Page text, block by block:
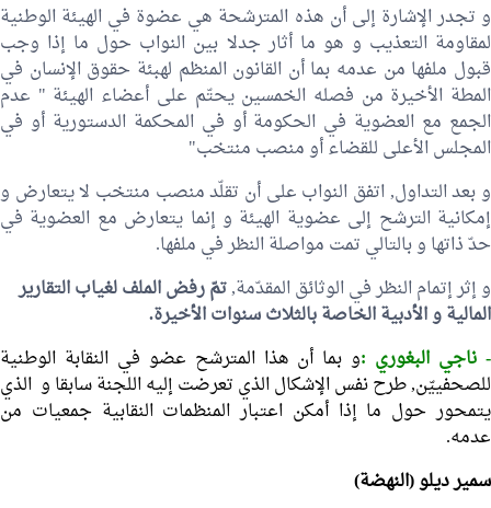
و تجدر الإشارة إلى أن هذه المترشحة هي عضوة في الهيئة الوطنية
لمقاومة التعذيب و هو ما أثار جدلا بين النواب حول ما إذا وجب
قبول ملفها من عدمه بما أن القانون المنظم لهبئة حقوق الإنسان في
المطة الأخيرة من فصله الخمسين يحتّم على أعضاء الهيئة " عدم
الجمع مع العضوية في الحكومة أو في المحكمة الدستورية أو في
المجلس الأعلى للقضاء أو منصب منتخب"
و بعد التداول, اتفق النواب على أن تقلّد منصب منتخب لا يتعارض و
إمكانية الترشح إلى عضوية الهيئة و إنما يتعارض مع العضوية في
حدّ ذاتها و بالتالي تمت مواصلة النظر في ملفها.
و إثر إتمام النظر في الوثائق المقدّمة,تمّ رفض الملف لغياب التقارير
المالية و الأدبية الخاصة بالثلاث سنوات الأخيرة.
- ناجي البغوري :و بما أن هذا المترشح عضو في النقابة الوطنية
للصحفييّن, طرح نفس الإشكال الذي تعرضت إليه اللجنة سابقا و الذي
يتمحور حول ما إذا أمكن اعتبار المنظمات النقابية جمعيات من
عدمه.
سمير ديلو(النهضة)